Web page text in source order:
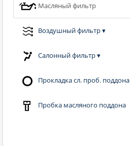
Масляный фильтр
Воздушный фильтр▾
Салонный фильтр▾
Прокладка сл. проб. поддона
Пробка масляного поддона